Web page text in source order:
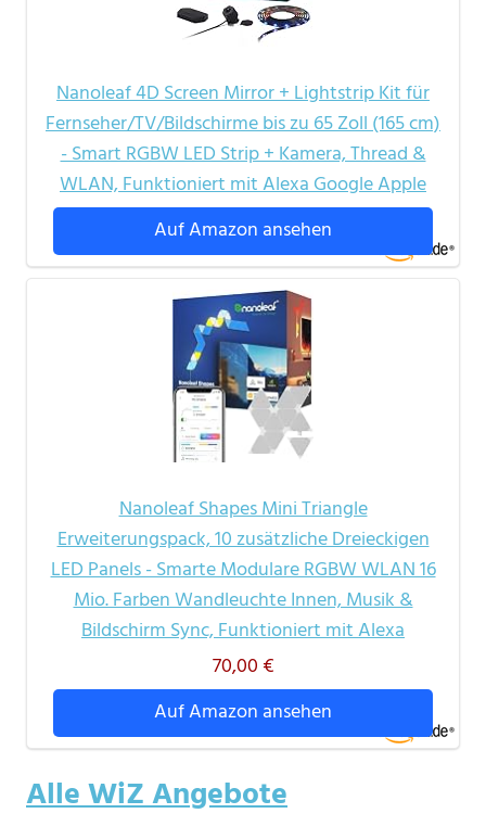
Nanoleaf 4D Screen Mirror + Lightstrip Kit für
Fernseher/TV/Bildschirme bis zu 65 Zoll (165 cm)
- Smart RGBW LED Strip + Kamera, Thread &
WLAN, Funktioniert mit Alexa Google Apple
Auf Amazon ansehen
Nanoleaf Shapes Mini Triangle
Erweiterungspack, 10 zusätzliche Dreieckigen
LED Panels - Smarte Modulare RGBW WLAN 16
Mio. Farben Wandleuchte Innen, Musik &
Bildschirm Sync, Funktioniert mit Alexa
70,00 €
Auf Amazon ansehen
Alle WiZ Angebote